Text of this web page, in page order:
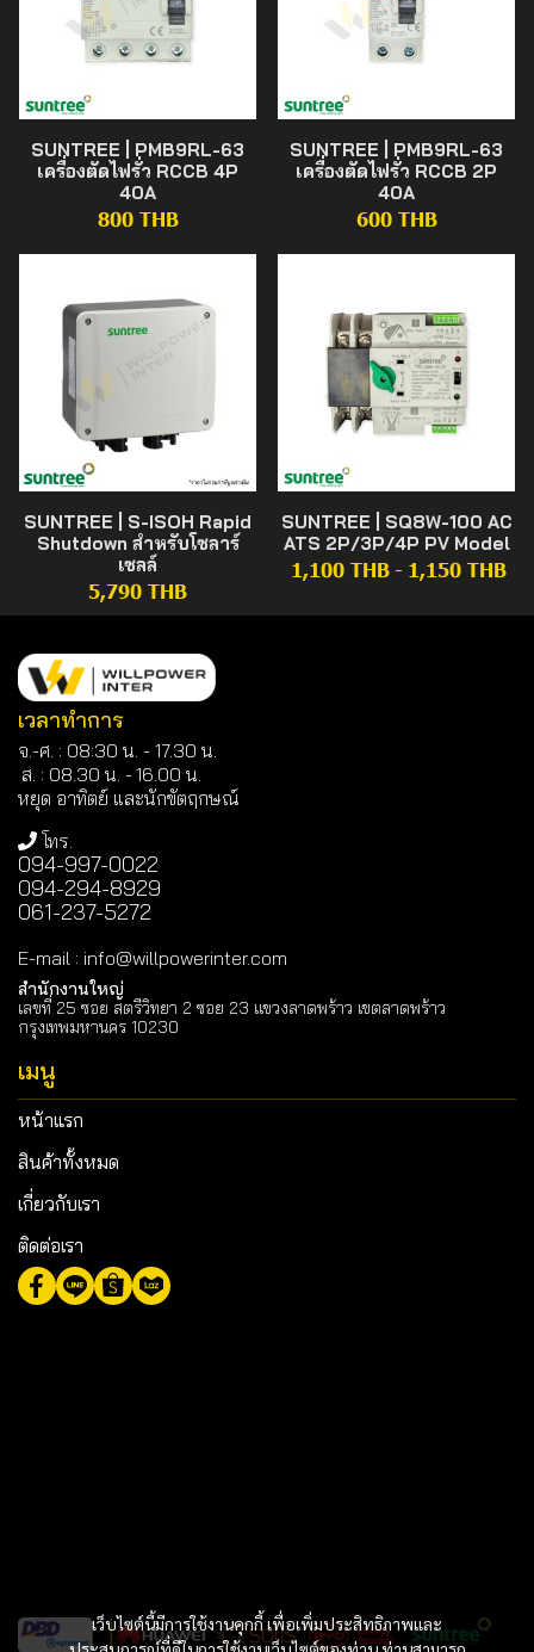
SUNTREE | PMB9RL-63
เครื่องตัดไฟรั่ว RCCB 4P
40A
800 THB
SUNTREE | PMB9RL-63
เครื่องตัดไฟรั่ว RCCB 2P
40A
600 THB
SUNTREE | S-ISOH Rapid
Shutdown สำหรับโซลาร์
เซลล์
5,790 THB
SUNTREE | SQ8W-100 AC
ATS 2P/3P/4P PV Model
1,100 THB - 1,150 THB
เว็บไซต์นี้มีการใช้งานคุกกี้ เพื่อเพิ่มประสิทธิภาพและ
เวลาทำการ
จ.-ศ. : 08:30 น. - 17.30 น.
ส. : 08.30 น. -16.00 น.
หยุด อาทิตย์ และนักขัตฤกษณ์
โทร.
094-997-0022
094-294-8929
061-237-5272
E-mail : info@willpowerinter.com
สำนักงานใหญ่
เลขที่ 25 ซอย สตรีวิทยา 2 ซอย 23 แขวงลาดพร้าว เขตลาดพร้าว
กรุงเทพมหานคร 10230
เมนู
หน้าแรก
สินค้าทั้งหมด
เกี่ยวกับเรา
ติดต่อเรา